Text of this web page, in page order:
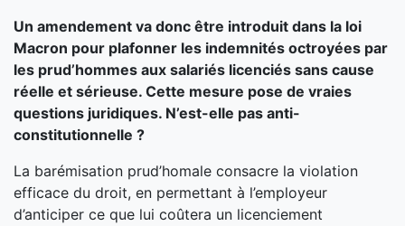
Un amendement va donc être introduit dans la loi
Macron pour plafonner les indemnités octroyées par
les prud’hommes aux salariés licenciés sans cause
réelle et sérieuse. Cette mesure pose de vraies
questions juridiques. N’est-elle pas anti-
constitutionnelle ?
La barémisation prud’homale consacre la violation
efficace du droit, en permettant à l’employeur
d’anticiper ce que lui coûtera un licenciement